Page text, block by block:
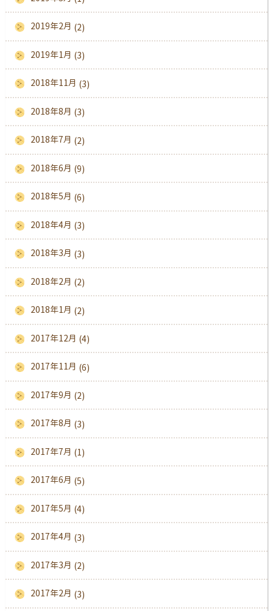
2019年2月 (2)
2019年1月 (3)
2018年11月 (3)
2018年8月 (3)
2018年7月 (2)
2018年6月 (9)
2018年5月 (6)
2018年4月 (3)
2018年3月 (3)
2018年2月 (2)
2018年1月 (2)
2017年12月 (4)
2017年11月 (6)
2017年9月 (2)
2017年8月 (3)
2017年7月 (1)
2017年6月 (5)
2017年5月 (4)
2017年4月 (3)
2017年3月 (2)
2017年2月 (3)